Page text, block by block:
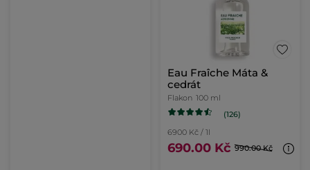
Eau Fraîche Máta &
cedrát
Flakon 100 ml
(126)
6900 Kč / 1l
690.00 Kč 990.00 Kč